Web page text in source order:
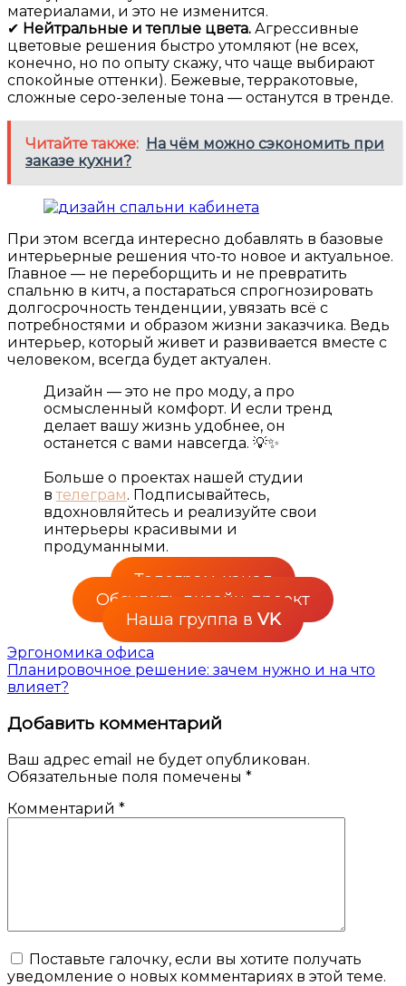
материалами, и это не изменится.
✔ Нейтральные и теплые цвета. Агрессивные
цветовые решения быстро утомляют (не всех,
конечно, но по опыту скажу, что чаще выбирают
спокойные оттенки). Бежевые, терракотовые,
сложные серо-зеленые тона — останутся в тренде.
Читайте также: На чём можно сэкономить при
заказе кухни?
При этом всегда интересно добавлять в базовые
интерьерные решения что-то новое и актуальное.
Главное — не переборщить и не превратить
спальню в китч, а постараться спрогнозировать
долгосрочность тенденции, увязать всё с
потребностями и образом жизни заказчика. Ведь
интерьер, который живет и развивается вместе с
человеком, всегда будет актуален.
Дизайн — это не про моду, а про
осмысленный комфорт. И если тренд
делает вашу жизнь удобнее, он
останется с вами навсегда. 💡✨
Больше о проектах нашей студии
втелеграм. Подписывайтесь,
вдохновляйтесь и реализуйте свои
интерьеры красивыми и
продуманными.
Телеграм-канал
Обсудить дизайн-проект
Наша группа в VK
Навигация
по
записям
Эргономика офиса
Планировочное решение: зачем нужно и на что
влияет?
Добавить комментарий
Ваш адрес email не будет опубликован.
Обязательные поля помечены *
Комментарий *
Поставьте галочку, если вы хотите получать
уведомление о новых комментариях в этой теме.